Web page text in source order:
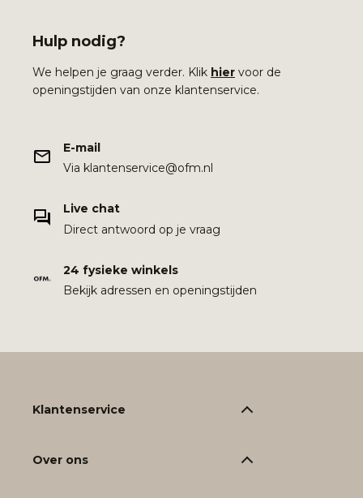
Hulp nodig?
We helpen je graag verder. Klik hier voor de
openingstijden van onze klantenservice.
E-mail
Via klantenservice@ofm.nl
Live chat
Direct antwoord op je vraag
24 fysieke winkels
Bekijk adressen en openingstijden
Klantenservice
Over ons